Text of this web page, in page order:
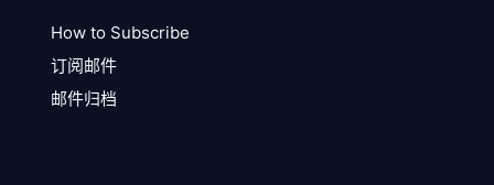
How to Subscribe
订阅邮件
邮件归档